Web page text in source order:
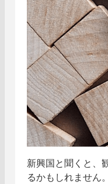
新興国と聞くと、
るかもしれません。